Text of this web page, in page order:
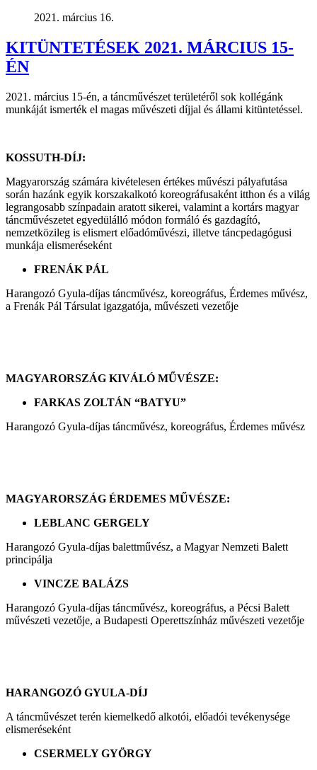
2021. március 16.
KITÜNTETÉSEK 2021. MÁRCIUS 15-
ÉN
2021. március 15-én, a táncművészet területéről sok kollégánk
munkáját ismerték el magas művészeti díjjal és állami kitüntetéssel.
KOSSUTH-DÍJ:
Magyarország számára kivételesen értékes művészi pályafutása
során hazánk egyik korszakalkotó koreográfusaként itthon és a világ
legrangosabb színpadain aratott sikerei, valamint a kortárs magyar
táncművészetet egyedülálló módon formáló és gazdagító,
nemzetközileg is elismert előadóművészi, illetve táncpedagógusi
munkája elismeréseként
FRENÁK PÁL
Harangozó Gyula-díjas táncművész, koreográfus, Érdemes művész,
a Frenák Pál Társulat igazgatója, művészeti vezetője
MAGYARORSZÁG KIVÁLÓ MŰVÉSZE:
FARKAS ZOLTÁN “BATYU”
Harangozó Gyula-díjas táncművész, koreográfus, Érdemes művész
MAGYARORSZÁG ÉRDEMES MŰVÉSZE:
LEBLANC GERGELY
Harangozó Gyula-díjas balettművész, a Magyar Nemzeti Balett
principálja
VINCZE BALÁZS
Harangozó Gyula-díjas táncművész, koreográfus, a Pécsi Balett
művészeti vezetője, a Budapesti Operettszínház művészeti vezetője
HARANGOZÓ GYULA-DÍJ
A táncművészet terén kiemelkedő alkotói, előadói tevékenysége
elismeréseként
CSERMELY GYÖRGY